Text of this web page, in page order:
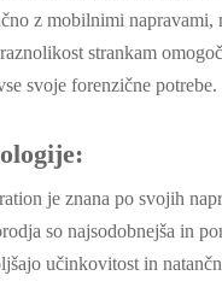
z mobilnimi napravami,
strankam
svoje forenzične potrebe.
je znana po svojih
so najsodobnejša in
učinkovitost in